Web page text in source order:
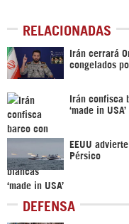
RELACIONADAS
Irán cerrará
congelados
Irán confisca
‘made in USA’
EEUU
Pérsico
DEFENSA